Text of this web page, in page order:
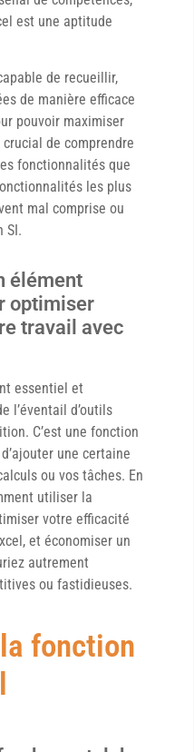
est une aptitude
de recueillir,
de manière efficace
pouvoir maximiser
crucial de comprendre
fonctionnalités que
les plus
mal comprise ou
SI.
élément
optimiser
travail avec
essentiel et
l’éventail d’outils
C’est une fonction
une certaine
ou vos tâches. En
utiliser la
votre efficacité
et économiser un
autrement
ou fastidieuses.
fonction